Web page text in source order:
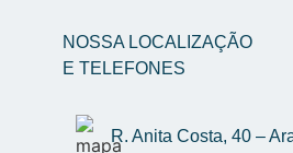
NOSSA LOCALIZAÇÃO
E TELEFONES
R. Anita Costa, 40 –